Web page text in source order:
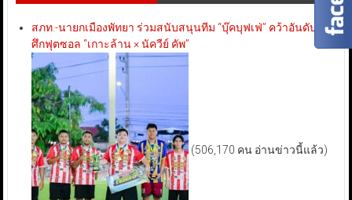
สภท.-นายกเมืองพัทยา ร่วมสนับสนุนทีม “บุ๊คบุฟเฟ่” คว้าอันดับ 3
ศึกฟุตซอล “เกาะล้าน × นัควีย์ คัพ”
(506,170 คน อ่านข่าวนี้แล้ว)